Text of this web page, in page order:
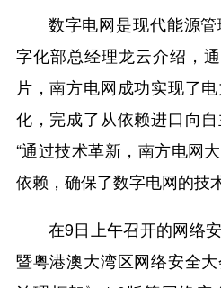
数字电网是现代能源
字化部总经理龙云介绍，
片，南方电网成功实现了
化，完成了从依赖进口向
“通过技术革新，南方电网
依赖，确保了数字电网的技
在9日上午召开的网络
暨粤港澳大湾区网络安全